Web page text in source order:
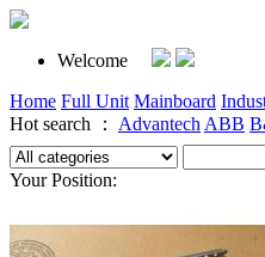
Welcome
Home Full Unit Mainboard
Hot search ： Advantech ABB
Your Position: